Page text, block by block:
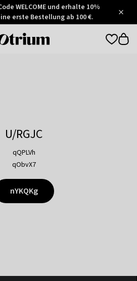
WELCOME und erhalte 10%
erste Bestellung ab 100 €.
Otrium
U/RGJC
qQPLVh
qObvX7
nYKQKg